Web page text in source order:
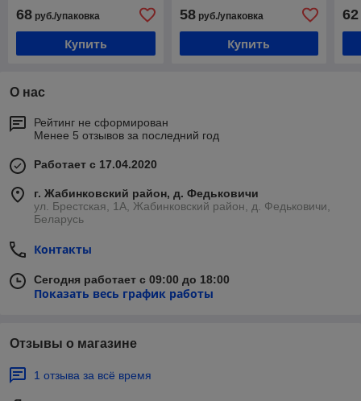
68 руб./упаковка
Купить
58руб./упаковка
Купить
62
О нас
Рейтинг не сформирован
Менее 5 отзывов за последний год
Работает с 17.04.2020
г. Жабинковский район, д. Федьковичи
ул. Брестская, 1А, Жабинковский район, д. Федьковичи,
Беларусь
Контакты
Сегодня работает с 09:00 до 18:00
Показать весь график работы
Отзывы о магазине
1 отзыва за всё время